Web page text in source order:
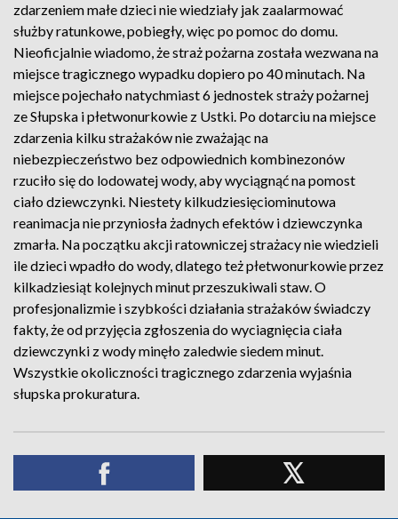
zdarzeniem małe dzieci nie wiedziały jak zaalarmować
służby ratunkowe, pobiegły, więc po pomoc do domu.
Nieoficjalnie wiadomo, że straż pożarna została wezwana na
miejsce tragicznego wypadku dopiero po 40 minutach. Na
miejsce pojechało natychmiast 6 jednostek straży pożarnej
ze Słupska i płetwonurkowie z Ustki. Po dotarciu na miejsce
zdarzenia kilku strażaków nie zważając na
niebezpieczeństwo bez odpowiednich kombinezonów
rzuciło się do lodowatej wody, aby wyciągnąć na pomost
ciało dziewczynki. Niestety kilkudziesięciominutowa
reanimacja nie przyniosła żadnych efektów i dziewczynka
zmarła. Na początku akcji ratowniczej strażacy nie wiedzieli
ile dzieci wpadło do wody, dlatego też płetwonurkowie przez
kilkadziesiąt kolejnych minut przeszukiwali staw. O
profesjonalizmie i szybkości działania strażaków świadczy
fakty, że od przyjęcia zgłoszenia do wyciagnięcia ciała
dziewczynki z wody minęło zaledwie siedem minut.
Wszystkie okoliczności tragicznego zdarzenia wyjaśnia
słupska prokuratura.